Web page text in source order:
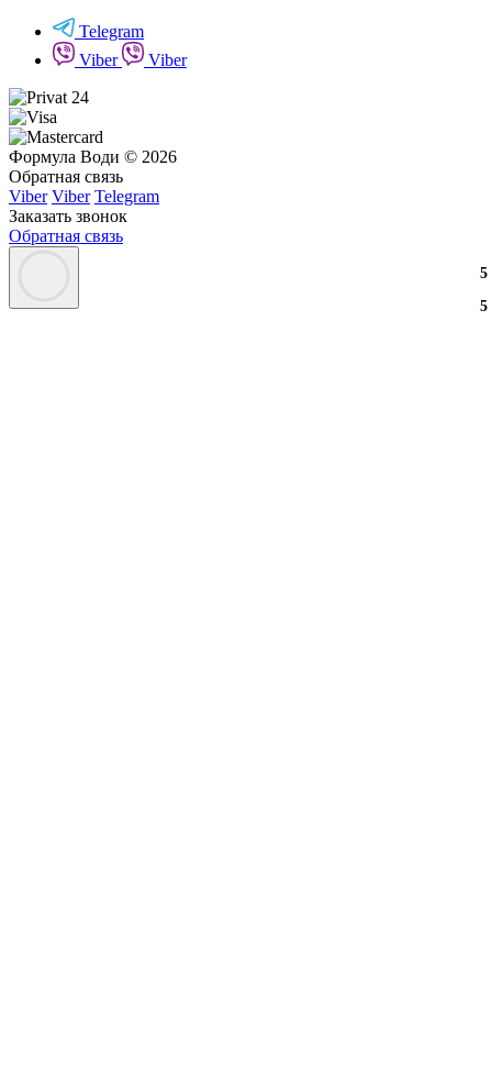
3
3
2
2
3
3
5
5
Telegram
Viber
Viber
Формула Води © 2026
Обратная связь
Viber Viber Telegram
Заказать звонок
Обратная связь